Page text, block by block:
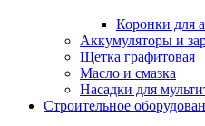
Коронки для
Аккумуляторы и
Щетка графитовая
Масло и смазка
Насадки для
Строительное